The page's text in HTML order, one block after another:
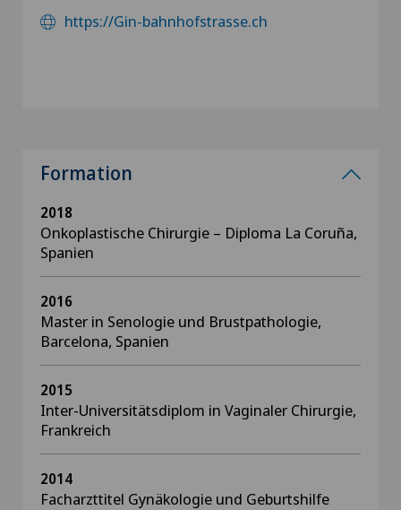
https://Gin-bahnhofstrasse.ch
Formation
2018
Onkoplastische Chirurgie – Diploma La Coruña,
Spanien
2016
Master in Senologie und Brustpathologie,
Barcelona, Spanien
2015
Inter-Universitätsdiplom in Vaginaler Chirurgie,
Frankreich
2014
Facharzttitel Gynäkologie und Geburtshilfe